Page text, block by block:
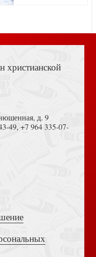
Африканский)
России (2024)
д. 9
49, +7 964 335-07-